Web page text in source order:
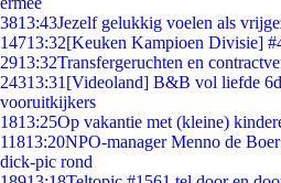
3813:43Jezelf gelukkig voelen als
14713:32[Keuken Kampioen Divisie]
2913:32Transfergeruchten en
24313:31 [Videoland] B&B vol liefde
vooruitkijkers
1813:25Op vakantie met (kleine)
11813:20NPO-manager Menno de
dick-pic rond